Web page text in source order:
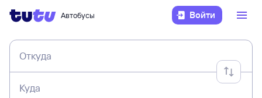
Автобусы Войти
Откуда
Куда